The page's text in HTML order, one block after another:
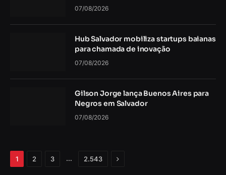
07/08/2026
Hub Salvador mobiliza startups baianas
para chamada de inovação
07/08/2026
Gilson Jorge lança Buenos Aires para
Negros em Salvador
07/08/2026
1 2 3 … 2.543 Próximo